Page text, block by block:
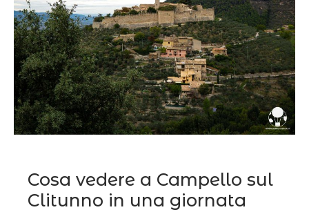
Cosa vedere a Campello sul
Clitunno in una giornata